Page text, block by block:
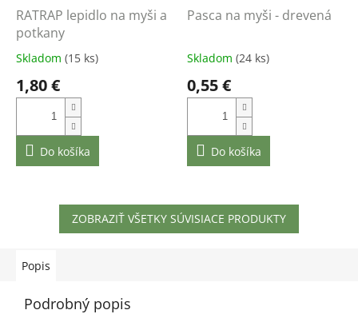
RATRAP lepidlo na myši a
potkany
Skladom (15 ks)
1,80 €
Do košíka
Pasca na myši - drevená
Skladom (24 ks)
0,55 €
Do košíka
ZOBRAZIŤ VŠETKY SÚVISIACE PRODUKTY
Popis
Podrobný popis